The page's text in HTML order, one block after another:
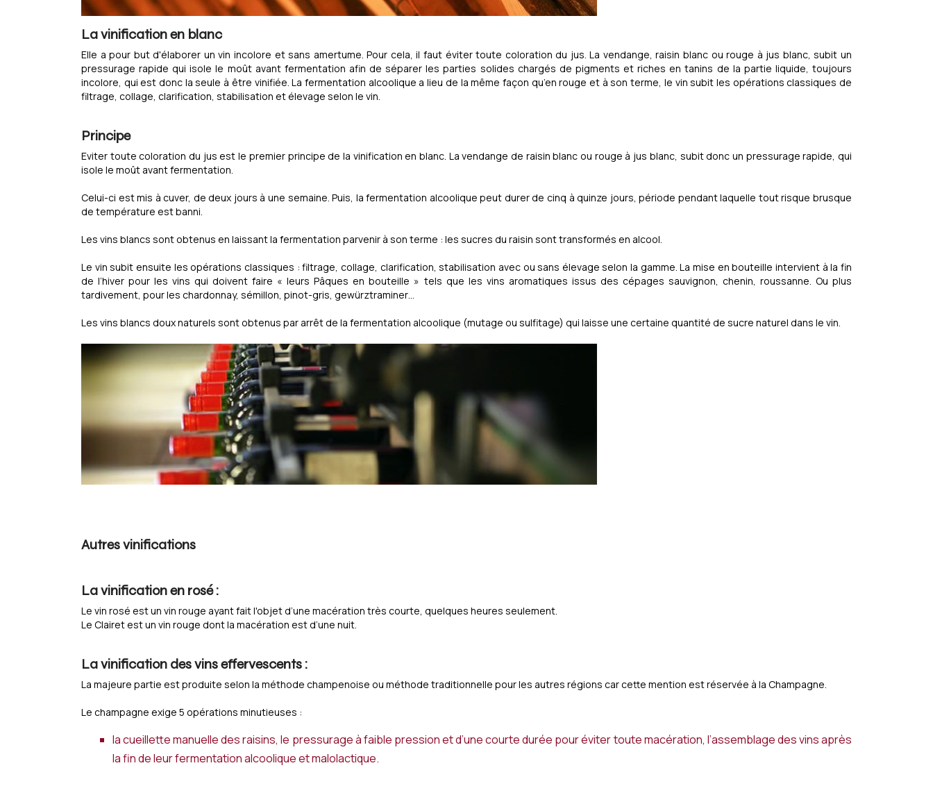
La vinification en blanc
Elle a pour but d'élaborer un vin incolore et sans amertume. Pour cela, il faut éviter toute coloration du jus. La vendange, raisin blanc ou rouge à jus blanc, subit un
pressurage rapide qui isole le moût avant fermentation afin de séparer les parties solides chargés de pigments et riches en tanins de la partie liquide, toujours
incolore, qui est donc la seule à être vinifiée. La fermentation alcoolique a lieu de la même façon qu’en rouge et à son terme, le vin subit les opérations classiques de
filtrage, collage, clarification, stabilisation et élevage selon le vin.
Principe
Eviter toute coloration du jus est le premier principe de la vinification en blanc. La vendange de raisin blanc ou rouge à jus blanc, subit donc un pressurage rapide, qui
isole le moût avant fermentation.
Celui-ci est mis à cuver, de deux jours à une semaine. Puis, la fermentation alcoolique peut durer de cinq à quinze jours, période pendant laquelle tout risque brusque
de température est banni.
Les vins blancs sont obtenus en laissant la fermentation parvenir à son terme : les sucres du raisin sont transformés en alcool.
Le vin subit ensuite les opérations classiques : filtrage, collage, clarification, stabilisation avec ou sans élevage selon la gamme. La mise en bouteille intervient à la fin
de l’hiver pour les vins qui doivent faire « leurs Pâques en bouteille » tels que les vins aromatiques issus des cépages sauvignon, chenin, roussanne. Ou plus
tardivement, pour les chardonnay, sémillon, pinot-gris, gewürztraminer…
Les vins blancs doux naturels sont obtenus par arrêt de la fermentation alcoolique (mutage ou sulfitage) qui laisse une certaine quantité de sucre naturel dans le vin.
Autres vinifications
La vinification en rosé :
Le vin rosé est un vin rouge ayant fait l'objet d’une macération très courte, quelques heures seulement.
Le Clairet est un vin rouge dont la macération est d’une nuit.
La vinification des vins effervescents :
La majeure partie est produite selon la méthode champenoise ou méthode traditionnelle pour les autres régions car cette mention est réservée à la Champagne.
Le champagne exige 5 opérations minutieuses :
la cueillette manuelle des raisins, le pressurage à faible pression et d’une courte durée pour éviter toute macération, l’assemblage des vins après
la fin de leur fermentation alcoolique et malolactique.